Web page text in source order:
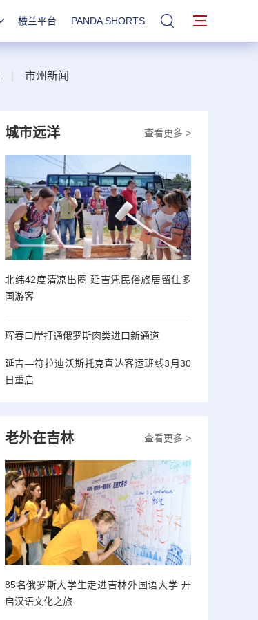
楼兰平台 PANDA SHORTS 站内搜索
市州新闻
查看更多 >
城市远洋
北纬42度清凉出圈 延吉凭民俗旅居留住多
国游客
珲春口岸打通俄罗斯肉类进口新通道
延吉—符拉迪沃斯托克直达客运班线3月30
日重启
查看更多 >
老外在吉林
85名俄罗斯大学生走进吉林外国语大学 开
启汉语文化之旅